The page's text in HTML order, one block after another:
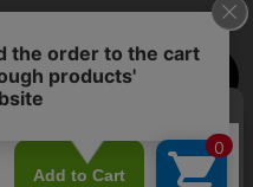
引法に基づく表記
上で記録管理する技術のこ
た際に、お客様のデバイス
間からサーバーへ送り返さ
のみで、お客様個人を特定す